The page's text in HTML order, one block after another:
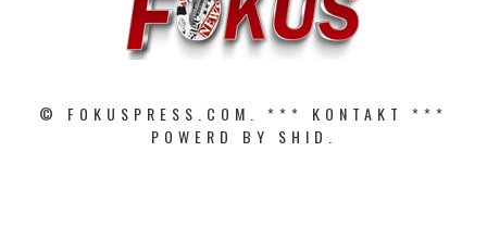
© FOKUSPRESS.COM. *** KONTAKT
***
POWERD BY SHID.